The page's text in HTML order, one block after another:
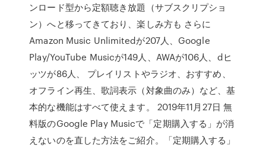
ンロード型から定額聴き放題（サブスクリプショ
ン）へと移ってきており、楽しみ方も さらに
Amazon Music Unlimitedが207人、Google
Play/YouTube Musicが149人、AWAが106人、dヒ
ッツが86人、 プレイリストやラジオ、おすすめ、
オフライン再生、歌詞表示（対象曲のみ）など、基
本的な機能はすべて使えます。 2019年11月27日 無
料版のGoogle Play Musicで「定期購入する」が消
えないのを直した方法をご紹介。「定期購入する」